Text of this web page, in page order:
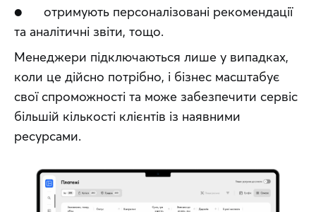
●      отримують персоналізовані рекомендації
та аналітичні звіти, тощо.
Менеджери підключаються лише у випадках,
коли це дійсно потрібно, і бізнес масштабує
свої спроможності та може забезпечити сервіс
більшій кількості клієнтів із наявними
ресурсами.